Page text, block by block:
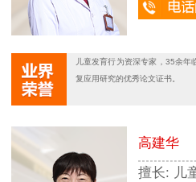
儿童发育行为资深专家，35余
复应用研究的优秀论文证书。
高建华
擅长: 儿